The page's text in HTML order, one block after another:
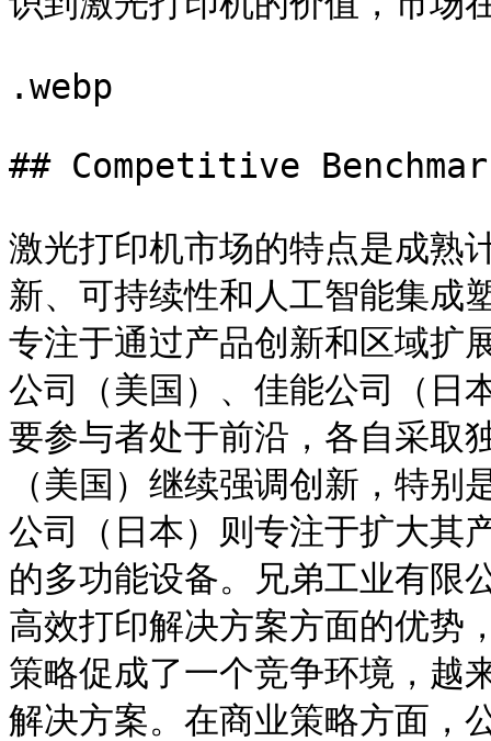
.webp
## Competitive
激光打印机市场的特点是成熟
新、可持续性和人工智能集成
专注于通过产品创新和区域扩
公司（美国）、佳能公司（日
要参与者处于前沿，各自采取
（美国）继续强调创新，特
公司（日本）则专注于扩大其
的多功能设备。兄弟工业有限
高效打印解决方案方面的优势
策略促成了一个竞争环境，越
解决方案。在商业策略方面，